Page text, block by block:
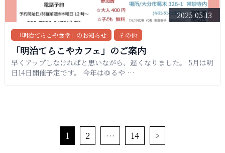
2025.05.13
「明治てらこや食堂」のお知らせ その他
「明治てらこやカフェ」のご案内
早くアップしなければと思いながら、遅くなりました。 5月は明
日14日開催予定です。 今年はゆるや …
1 2 … 14 >